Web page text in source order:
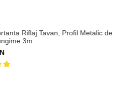
Riflaj Tavan, Profil Metalic de
3m